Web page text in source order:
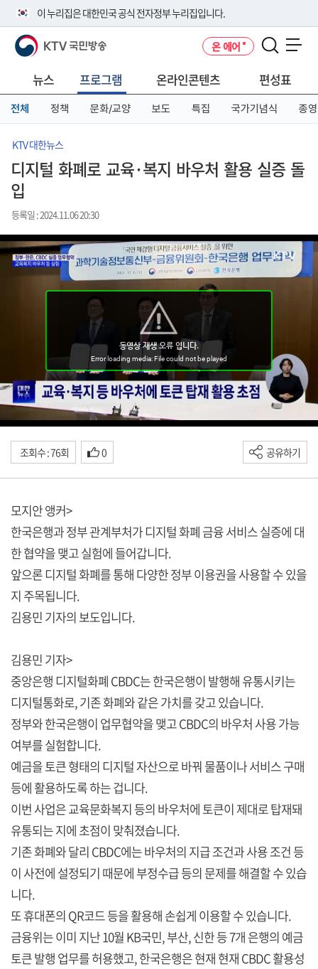
이 누리집은 대한민국 공식 전자정부 누리집입니다.
공식 누리집 주소 확인하기
니다.
이밖에 or.kr 또는 .kr등 다른 도메인 주소를 사용하고 있다면 아래 URL에
서 도메인 주소를 확인해 보세요
KTV 국민방송 온 에어
뉴스 프로그램 온라인콘텐츠 편성표
전체 정책 문화/교양 보도 특집 국가기념식 종영
KTV 대한뉴스
디지털 화폐로 교육·복지 바우처 활용 실증 돌
입
등록일 : 2024.11.06 20:30
조회수 : 76회 0 공유하기
모지안 앵커>
한국은행과 정부 관계부처가 디지털 화폐 금융 서비스 실증에 대
한 협약을 맺고 실험에 들어갑니다.
앞으론 디지털 화폐를 통해 다양한 정부 이용권을 사용할 수 있을
지 주목됩니다.
김용민 기자의 보도입니다.
김용민 기자>
중앙은행 디지털화폐 CBDC는 한국은행이 발행해 유통시키는
디지털통화로, 기존 화폐와 같은 가치를 갖고 있습니다.
정부와 한국은행이 업무협약을 맺고 CBDC의 바우처 사용 가능
여부를 실험합니다.
예금을 토큰 형태의 디지털 자산으로 바꿔 물품이나 서비스 구매
등에 활용하도록 하는 겁니다.
이번 사업은 교육문화복지 등의 바우처에 토큰이 제대로 탑재돼
유통되는 지에 초점이 맞춰졌습니다.
기존 화폐와 달리 CBDC에는 바우처의 지급 조건과 사용 조건 등
이 사전에 설정되기 때문에 부정수급 등의 문제를 해결할 수 있습
니다.
또 휴대폰의 QR코드 등을 활용해 손쉽게 이용할 수 있습니다.
금융위는 이미 지난 10월 KB국민, 부산, 신한 등 7개 은행의 예금
토큰 발행 업무를 허용했고, 한국은행은 현재 현재 CBDC 활용성